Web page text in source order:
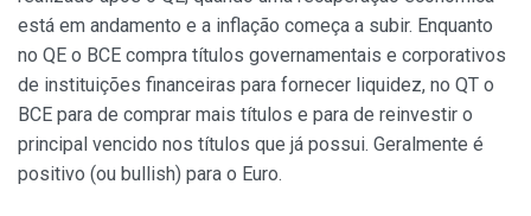
está em andamento e a inflação começa a subir. Enquanto
no QE o BCE compra títulos governamentais e corporativos
de instituições financeiras para fornecer liquidez, no QT o
BCE para de comprar mais títulos e para de reinvestir o
principal vencido nos títulos que já possui. Geralmente é
positivo (ou bullish) para o Euro.